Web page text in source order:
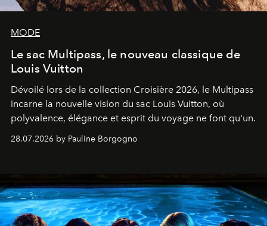
MODE
Le sac Multipass, le nouveau classique de
Louis Vuitton
Dévoilé lors de la collection Croisière 2026, le Multipass
incarne la nouvelle vision du sac Louis Vuitton, où
polyvalence, élégance et esprit du voyage ne font qu'un.
28.07.2026 by Pauline Borgogno